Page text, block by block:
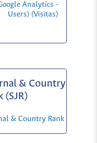
Analytics -
Users) (Visitas)
& Country
(SJR)